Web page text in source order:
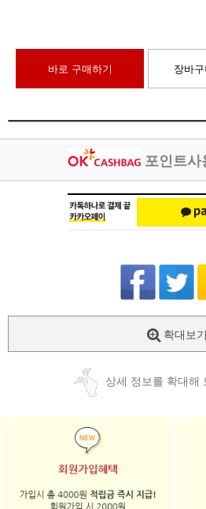
바로 구매하기 장바구
포인트사
확대보기
상세 정보를 확대해